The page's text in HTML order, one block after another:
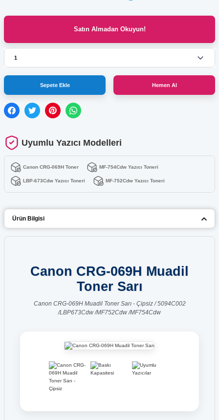
Satın Almadan Okuyun!
Sepete Ekle Hemen Al
Uyumlu Yazıcı Modelleri
Canon CRG-069H Toner MF-754Cdw Yazıcı Toneri
LBP-673Cdw Yazıcı Toneri MF-752Cdw Yazıcı Toneri
Ürün Bilgisi
Canon CRG-069H Muadil
Toner Sarı
Canon CRG-069H Muadil Toner Sarı - Çipsiz / 5094C002
/LBP673Cdw /MF752Cdw /MF754Cdw